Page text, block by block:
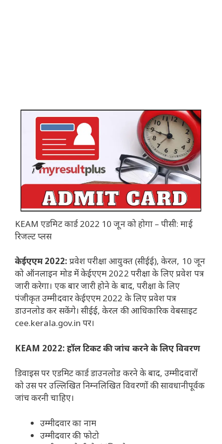
KEAM एडमिट कार्ड 2022 10 जून को होगा – पीसी: माई
रिजल्ट प्लस
केईएएम 2022: प्रवेश परीक्षा आयुक्त (सीईई), केरल, 10 जून
को ऑनलाइन मोड में केईएएम 2022 परीक्षा के लिए प्रवेश पत्र
जारी करेगा। एक बार जारी होने के बाद, परीक्षा के लिए
पंजीकृत उम्मीदवार केईएएम 2022 के लिए प्रवेश पत्र
डाउनलोड कर सकेंगे। सीईई, केरल की आधिकारिक वेबसाइट
cee.kerala.gov.in पर।
KEAM 2022: हॉल टिकट की जांच करने के लिए विवरण
डिवाइस पर एडमिट कार्ड डाउनलोड करने के बाद, उम्मीदवारों
को उस पर उल्लिखित निम्नलिखित विवरणों की सावधानीपूर्वक
जांच करनी चाहिए।
उम्मीदवार का नाम
उम्मीदवार की फोटो